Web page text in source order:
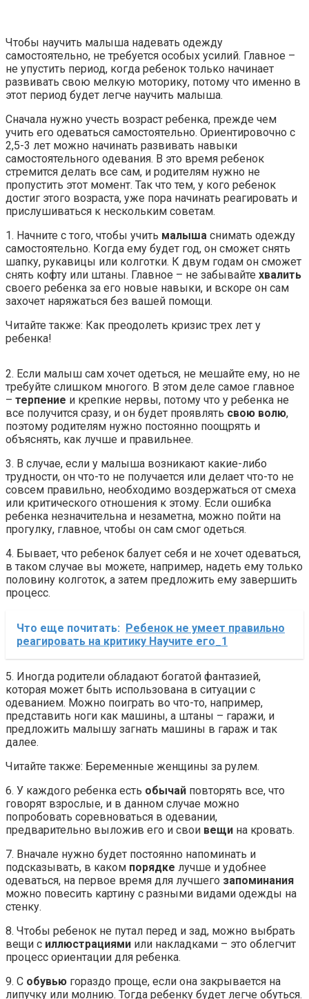
Чтобы научить малыша надевать одежду
самостоятельно, не требуется особых усилий. Главное –
не упустить период, когда ребенок только начинает
развивать свою мелкую моторику, потому что именно в
этот период будет легче научить малыша.
Сначала нужно учесть возраст ребенка, прежде чем
учить его одеваться самостоятельно. Ориентировочно с
2,5-3 лет можно начинать развивать навыки
самостоятельного одевания. В это время ребенок
стремится делать все сам, и родителям нужно не
пропустить этот момент. Так что тем, у кого ребенок
достиг этого возраста, уже пора начинать реагировать и
прислушиваться к нескольким советам.
1. Начните с того, чтобы учить малыша снимать одежду
самостоятельно. Когда ему будет год, он сможет снять
шапку, рукавицы или колготки. К двум годам он сможет
снять кофту или штаны. Главное – не забывайте хвалить
своего ребенка за его новые навыки, и вскоре он сам
захочет наряжаться без вашей помощи.
Читайте также: Как преодолеть кризис трех лет у
ребенка!
2. Если малыш сам хочет одеться, не мешайте ему, но не
требуйте слишком многого. В этом деле самое главное
– терпение и крепкие нервы, потому что у ребенка не
все получится сразу, и он будет проявлять свою волю,
поэтому родителям нужно постоянно поощрять и
объяснять, как лучше и правильнее.
3. В случае, если у малыша возникают какие-либо
трудности, он что-то не получается или делает что-то не
совсем правильно, необходимо воздержаться от смеха
или критического отношения к этому. Если ошибка
ребенка незначительна и незаметна, можно пойти на
прогулку, главное, чтобы он сам смог одеться.
4. Бывает, что ребенок балует себя и не хочет одеваться,
в таком случае вы можете, например, надеть ему только
половину колготок, а затем предложить ему завершить
процесс.
Что еще почитать: Ребенок не умеет правильно
реагировать на критику Научите его_1
5. Иногда родители обладают богатой фантазией,
которая может быть использована в ситуации с
одеванием. Можно поиграть во что-то, например,
представить ноги как машины, а штаны – гаражи, и
предложить малышу загнать машины в гараж и так
далее.
Читайте также: Беременные женщины за рулем.
6. У каждого ребенка есть обычай повторять все, что
говорят взрослые, и в данном случае можно
попробовать соревноваться в одевании,
предварительно выложив его и свои вещи на кровать.
7. Вначале нужно будет постоянно напоминать и
подсказывать, в каком порядке лучше и удобнее
одеваться, на первое время для лучшего запоминания
можно повесить картину с разными видами одежды на
стенку.
8. Чтобы ребенок не путал перед и зад, можно выбрать
вещи с иллюстрациями или накладками – это облегчит
процесс ориентации для ребенка.
9. С обувью гораздо проще, если она закрывается на
липучку или молнию. Тогда ребенку будет легче обуться.